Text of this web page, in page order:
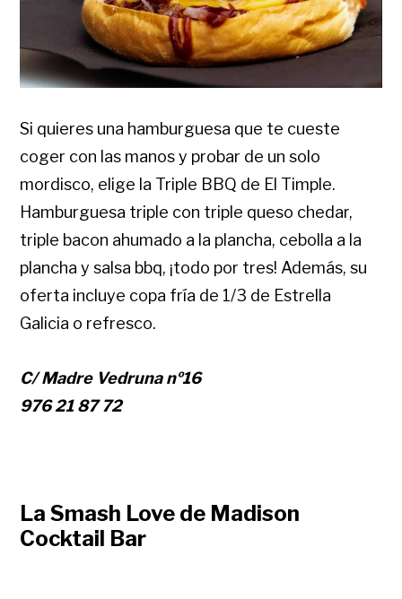
Si quieres una hamburguesa que te cueste
coger con las manos y probar de un solo
mordisco, elige la Triple BBQ de El Timple.
Hamburguesa triple con triple queso chedar,
triple bacon ahumado a la plancha, cebolla a la
plancha y salsa bbq, ¡todo por tres! Además, su
oferta incluye copa fría de 1/3 de Estrella
Galicia o refresco.
C/ Madre Vedruna nº16
976 21 87 72
La Smash Love de Madison
Cocktail Bar